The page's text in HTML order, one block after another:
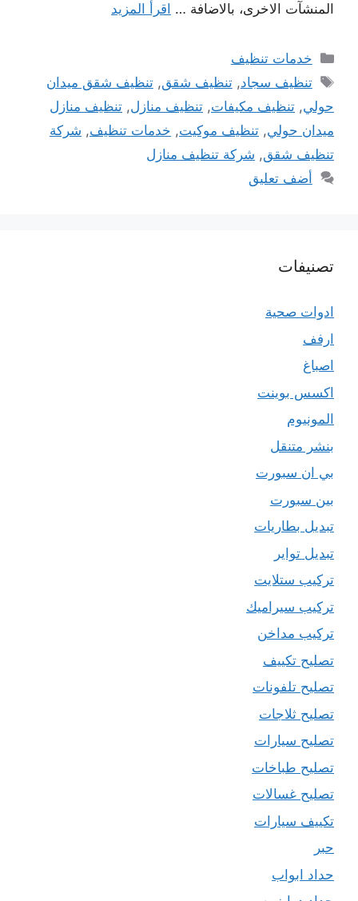
المنشآت الاخرى، بالاضافة … اقرأ المزيد
التصنيفات
خدمات تنظيف
الوسوم
تنظيف سجاد,تنظيف شقق,تنظيف شقق ميدان
حولي, تنظيف مكيفات, تنظيف منازل, تنظيف منازل
ميدان حولي, تنظيف موكيت, خدمات تنظيف, شركة
تنظيف شقق, شركة تنظيف منازل
أضف تعليق
تصنيفات
ادوات صحية
ارفف
اصباغ
اكسس بوينت
المونيوم
بنشر متنقل
بي ان سبورت
بين سبورت
تبديل بطاريات
تبديل تواير
تركيب ستلايت
تركيب سيراميك
تركيب مداخن
تصليح تكييف
تصليح تلفونات
تصليح ثلاجات
تصليح سيارات
تصليح طباخات
تصليح غسالات
تكييف سيارات
حبر
حداد ابواب